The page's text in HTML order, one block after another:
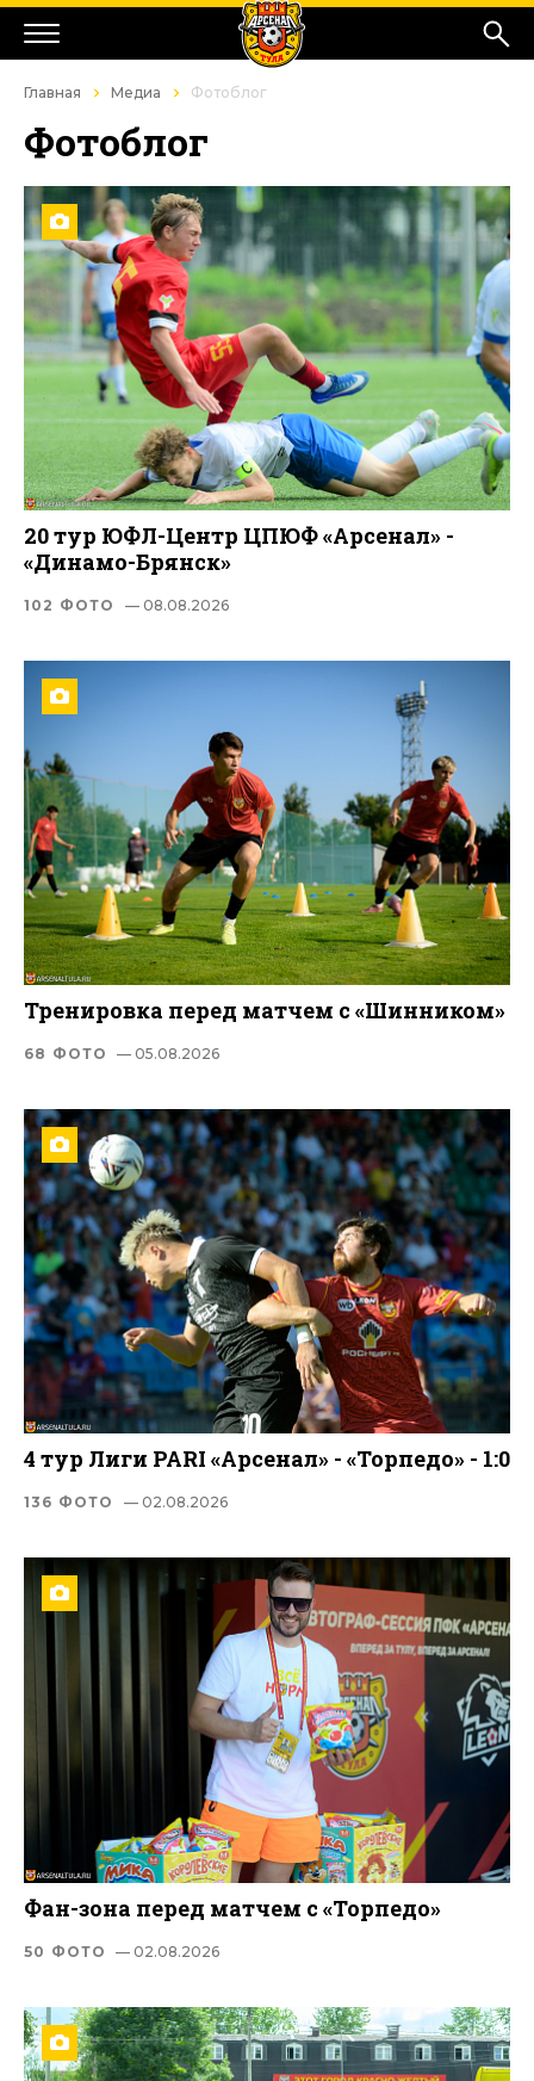
Главная Медиа Фотоблог
Фотоблог
20 тур ЮФЛ-Центр ЦПЮФ «Арсенал» -
«Динамо-Брянск»
102 ФОТО — 08.08.2026
Тренировка перед матчем с «Шинником»
68 ФОТО — 05.08.2026
4 тур Лиги PARI «Арсенал» - «Торпедо» - 1:0
136 ФОТО — 02.08.2026
Фан-зона перед матчем с «Торпедо»
50 ФОТО — 02.08.2026